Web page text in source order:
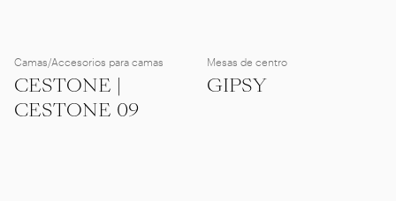
Camas/Accesorios para camas
CESTONE |
CESTONE 09
Mesas de centro
GIPSY